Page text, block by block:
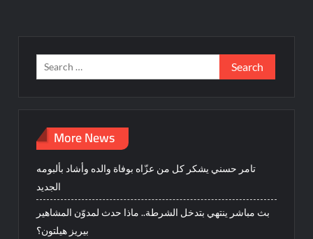
Search
for:
More News
تامر حسني يشكر كل من عزّاه بوفاة والده وأشاد بألبومه
الجديد
بث مباشر ينتهي بتدخل الشرطة.. ماذا حدث لمدوّن المشاهير
بيريز هيلتون؟